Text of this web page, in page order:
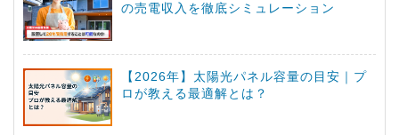
の売電収入を徹底シミュレーション
【2026年】太陽光パネル容量の目安｜プ
ロが教える最適解とは？